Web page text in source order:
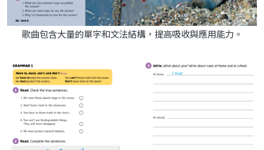
歌曲包含大量的單字和文法結構，提高吸收與應用能力。